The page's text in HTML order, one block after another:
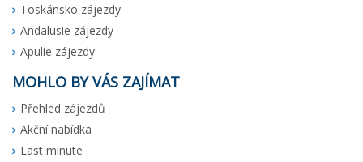
Toskánsko zájezdy
Andalusie zájezdy
Apulie zájezdy
MOHLO BY VÁS ZAJÍMAT
Přehled zájezdů
Akční nabídka
Last minute